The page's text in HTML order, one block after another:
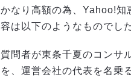
かなり高額の為、Yahoo!知
容は以下のようなものでした
質問者が東条千夏のコンサ
を、運営会社の代表を名乗